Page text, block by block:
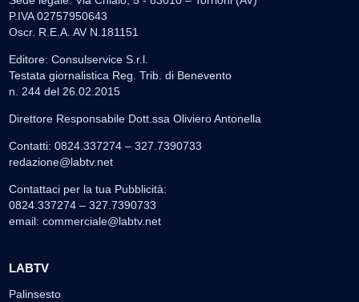
P.IVA 02757950643
Oscr. R.E.A. AV N.181151
Editore: Consulservice S.r.l.
Testata giornalistica Reg. Trib. di Benevento
n. 244 del 26.02.2015
Direttore Responsabile Dott.ssa Oliviero Antonella
Contatti: 0824.337274 – 327.7390733
redazione@labtv.net
Contattaci per la tua Pubblicità:
0824.337274 – 327.7390733
email: commerciale@labtv.net
LABTV
Palinsesto